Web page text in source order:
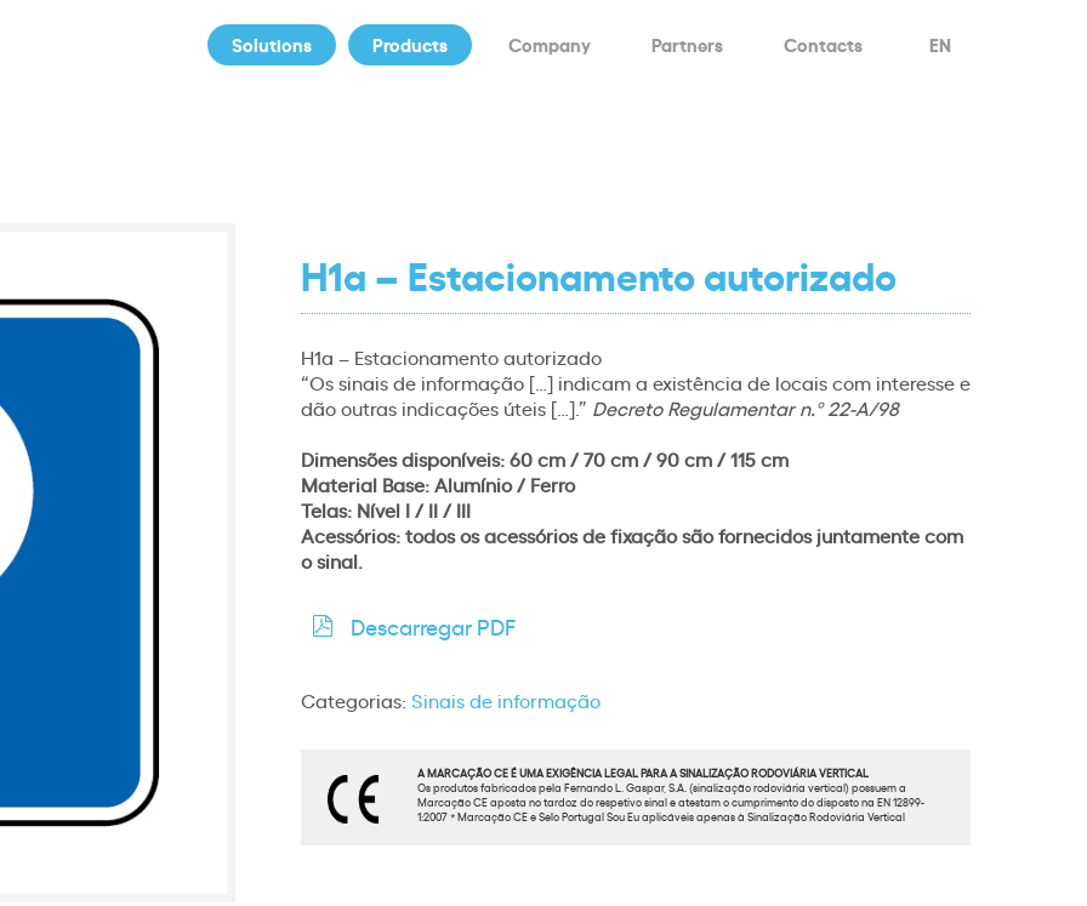
Solutions Products Company Partners Contacts EN
H1a – Estacionamento autorizado
H1a – Estacionamento autorizado
“Os sinais de informação […] indicam a existência de locais com interesse e
dão outras indicações úteis […].” Decreto Regulamentar n.º 22-A/98
Dimensões disponíveis: 60 cm / 70 cm / 90 cm / 115 cm
Material Base: Alumínio / Ferro
Telas: Nível I / II / III
Acessórios: todos os acessórios de fixação são fornecidos juntamente com
o sinal.
Descarregar PDF
Categorias: Sinais de informação
A MARCAÇÃO CE É UMA EXIGÊNCIA LEGAL PARA A SINALIZAÇÃO RODOVIÁRIA VERTICAL
Os produtos fabricados pela Fernando L. Gaspar, S.A. (sinalização rodoviária vertical) possuem a
Marcação CE aposta no tardoz do respetivo sinal e atestam o cumprimento do disposto na EN 12899-
1:2007 * Marcação CE e Selo Portugal Sou Eu aplicáveis apenas à Sinalização Rodoviária Vertical